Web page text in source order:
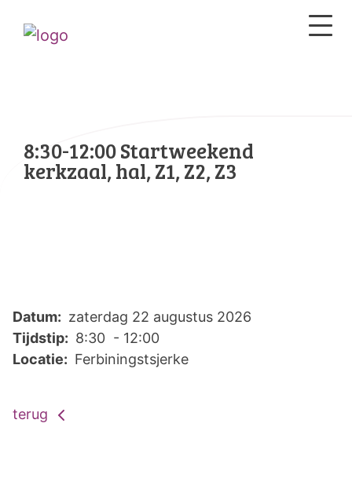
8:30-12:00 Startweekend
kerkzaal, hal, Z1, Z2, Z3
Datum: zaterdag 22 augustus 2026
Tijdstip: 8:30 - 12:00
Locatie: Ferbiningstsjerke
terug